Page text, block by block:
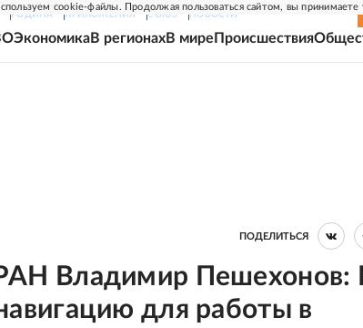
cookie-файлы. Продолжая пользоваться сайтом, вы принимаете
РОДИНА ПРИЛОЖЕНИЯ СОЮЗ НОВОСТИ
ЭкономикаВ регионахВ мире Происшествия
ПОДЕЛИТЬСЯ
Владимир Пешехонов:
для работы в